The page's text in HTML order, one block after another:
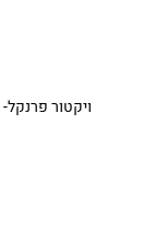
ויקטור